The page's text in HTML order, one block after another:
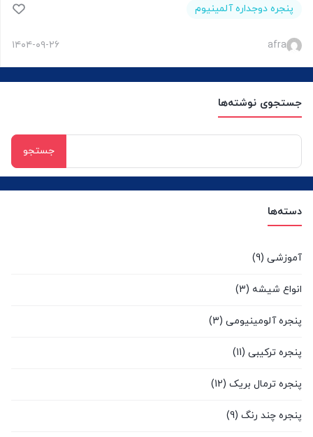
جستجوی نوشته‌ها
برای:
دسته‌ها
آموزشی (9)
انواع شیشه (3)
پنجره آلومینیومی (3)
پنجره ترکیبی (11)
پنجره ترمال بریک (12)
پنجره چند رنگ (9)
پنجره دوجداره آلمینیوم
afra ۱۴۰۴-۰۹-۲۶